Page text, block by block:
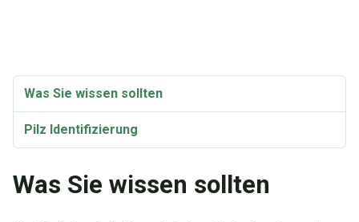
Was Sie wissen sollten
Pilz Identifizierung
Was Sie wissen sollten